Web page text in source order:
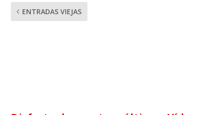
ENTRADAS VIEJAS